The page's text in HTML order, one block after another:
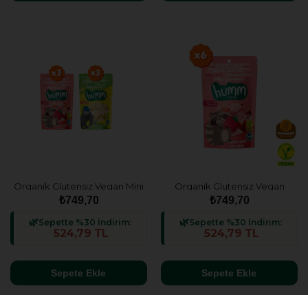
Organik Glutensiz Vegan Mini
Küpler Atıştırmalık Paketi - 6
₺749,70
Sepette %30 İndirim:
524,79 TL
Sepete Ekle
Organik Glutensiz Vegan
Çilekli Mini Küpler Atıştırmalık
₺749,70
Sepette %30 İndirim:
524,79 TL
Sepete Ekle